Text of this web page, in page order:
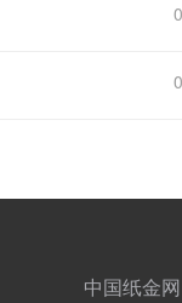
中国纸金网